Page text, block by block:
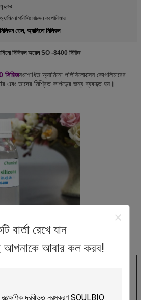
বার্তা রেখে যান
আপনাকে আবার কল করব!
মৃদুকর
পলিসিলোক্সেন কপোলিমার
তেল, অ্যামিনো সিলিকন
সিলিকন অয়েল SO -8400 সিরিজ
সিরিজসংশোধিত অ্যামিনো পলিসিলোক্সেন কোপলিমারের
এবং তাদের মিশ্রিত কাপড়ের জন্য ব্যবহৃত হয়।